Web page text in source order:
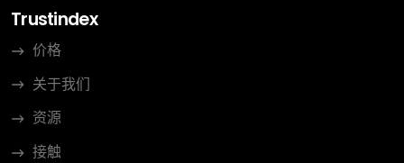
Trustindex
价格
关于我们
资源
接触